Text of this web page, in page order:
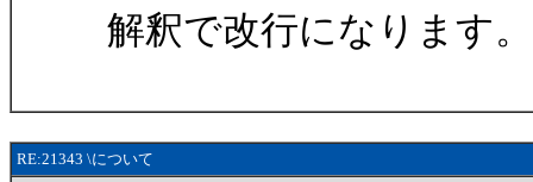
解釈で改行になります。
RE:21343 \について